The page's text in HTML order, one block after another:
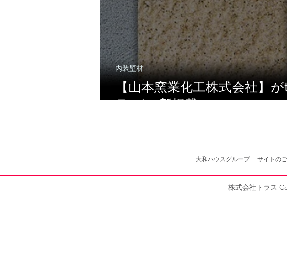
【山本窯業化工株式会社】が
ラス)に新掲載！
内装壁材
大和ハウスグループ サイトの
株式会社トラス